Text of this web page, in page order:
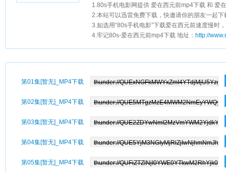
1.80s手机电影网提供 爱在西元前mp4下载 和 爱
2.本站可以迅雷免费下载，快邀请你的朋友一起
3.如选用“80s手机电影”下载爱在西元前速度慢时
4.牢记80s-爱在西元前mp4下载 地址： http://
第01集[暂无]_MP4下载
第02集[暂无]_MP4下载
第03集[暂无]_MP4下载
第04集[暂无]_MP4下载
第05集[暂无]_MP4下载